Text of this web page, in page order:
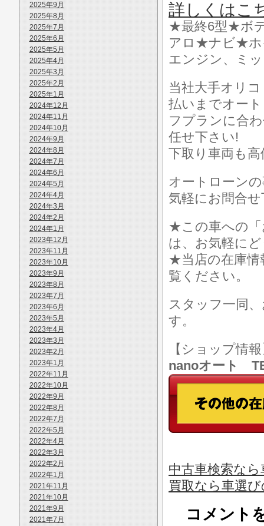
2025年9月
2025年8月
2025年7月
2025年6月
2025年5月
2025年4月
2025年3月
2025年2月
2025年1月
2024年12月
2024年11月
2024年10月
2024年9月
2024年8月
2024年7月
2024年6月
2024年5月
2024年4月
2024年3月
2024年2月
2024年1月
2023年12月
2023年11月
2023年10月
2023年9月
2023年8月
2023年7月
2023年6月
2023年5月
2023年4月
2023年3月
2023年2月
2023年1月
2022年11月
2022年10月
2022年9月
2022年8月
2022年7月
2022年5月
2022年4月
2022年3月
2022年2月
2022年1月
2021年11月
2021年10月
2021年9月
2021年7月
詳しくはこ
★最終6型★ボ
アロ★ナビ★ホ
エンジン、ミ
当社大手オリ
払いまでオー
フプランに合
任せ下さい!
下取り車両も高
オートローン
気軽にお問合
★この車への「
は、お気軽に
★当店の在庫情
覧ください。
スタッフ一同
す。
【ショップ情
nanoオート
中古車検索な
買取なら車選
コメント